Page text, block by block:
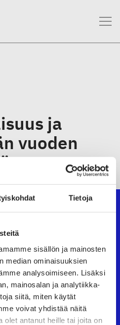
Tietoja
sisällön ja mainosten
median ominaisuuksien
analysoimiseen. Lisäksi
mainosalan ja analytiikka-
siitä, miten käytät
voivat yhdistää näitä
olet antanut heille tai joita on
ja
vuoden
& Muoti ry
ry on tekstiili-, vaate- ja
joka tarjoaa
ja tapahtumia.
joita
yritykset.